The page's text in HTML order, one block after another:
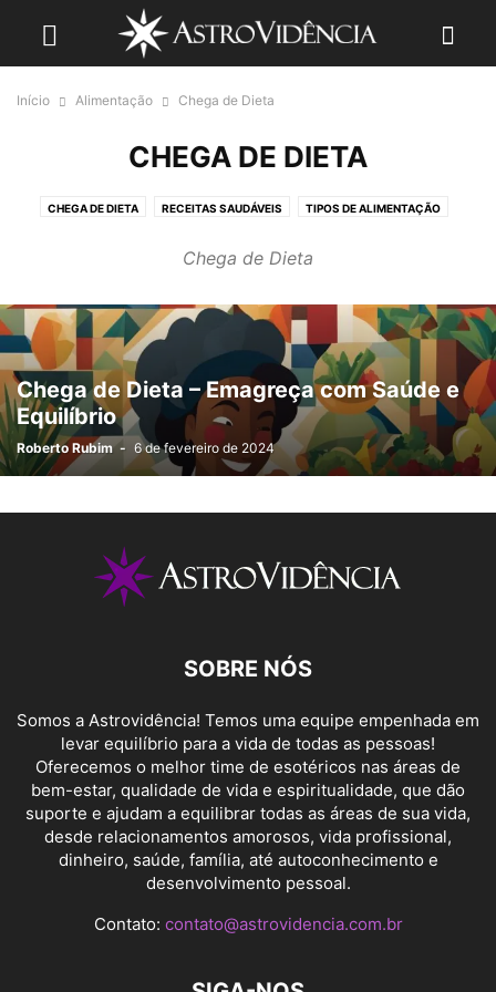
Início Alimentação Chega de Dieta
CHEGA DE DIETA
CHEGA DE DIETA RECEITAS SAUDÁVEIS TIPOS DE ALIMENTAÇÃO
Chega de Dieta
Chega de Dieta – Emagreça com Saúde e
Equilíbrio
Roberto Rubim - 6 de fevereiro de 2024
SOBRE NÓS
Somos a Astrovidência! Temos uma equipe empenhada em
levar equilíbrio para a vida de todas as pessoas!
Oferecemos o melhor time de esotéricos nas áreas de
bem-estar, qualidade de vida e espiritualidade, que dão
suporte e ajudam a equilibrar todas as áreas de sua vida,
desde relacionamentos amorosos, vida profissional,
dinheiro, saúde, família, até autoconhecimento e
desenvolvimento pessoal.
Contato: contato@astrovidencia.com.br